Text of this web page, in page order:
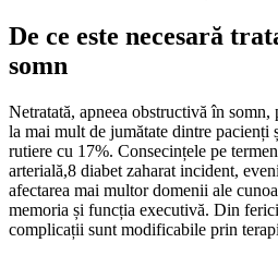
De ce este necesară
somn
Netratată, apneea obstructivă în
la mai mult de jumătate dintre pacienți
rutiere cu 17%. Consecințele pe
arterială,8 diabet zaharat incident,
afectarea mai multor domenii ale
memoria și funcția executivă. Din
complicații sunt modificabile prin